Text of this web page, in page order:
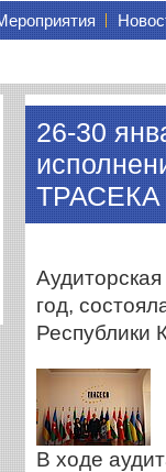
26-30
ТРАСЕКА
год,
Республики
В ходе